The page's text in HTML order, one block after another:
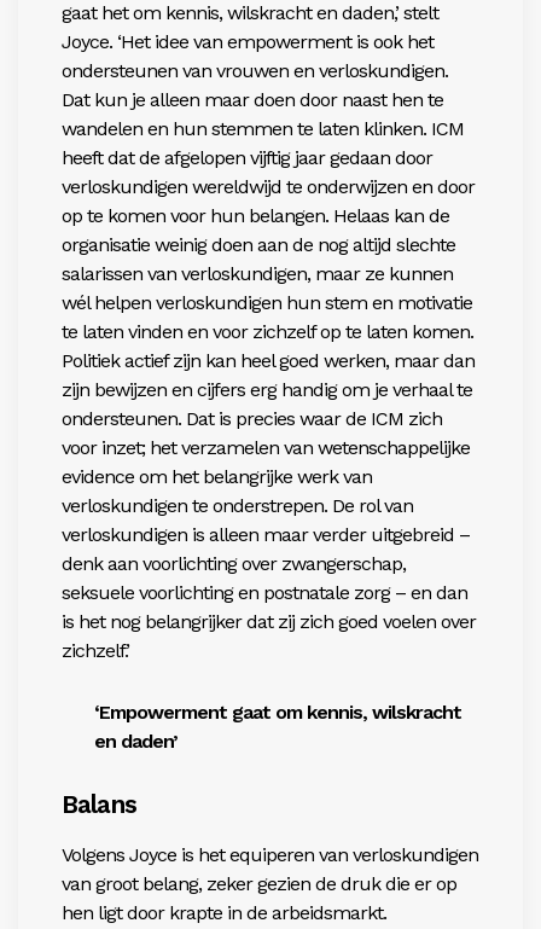
gaat het om kennis, wilskracht en daden,’ stelt
Joyce. ‘Het idee van empowerment is ook het
ondersteunen van vrouwen en verloskundigen.
Dat kun je alleen maar doen door naast hen te
wandelen en hun stemmen te laten klinken. ICM
heeft dat de afgelopen vijftig jaar gedaan door
verloskundigen wereldwijd te onderwijzen en door
op te komen voor hun belangen. Helaas kan de
organisatie weinig doen aan de nog altijd slechte
salarissen van verloskundigen, maar ze kunnen
wél helpen verloskundigen hun stem en motivatie
te laten vinden en voor zichzelf op te laten komen.
Politiek actief zijn kan heel goed werken, maar dan
zijn bewijzen en cijfers erg handig om je verhaal te
ondersteunen. Dat is precies waar de ICM zich
voor inzet; het verzamelen van wetenschappelijke
evidence om het belangrijke werk van
verloskundigen te onderstrepen. De rol van
verloskundigen is alleen maar verder uitgebreid –
denk aan voorlichting over zwangerschap,
seksuele voorlichting en postnatale zorg – en dan
is het nog belangrijker dat zij zich goed voelen over
zichzelf.’
‘Empowerment gaat om kennis, wilskracht
en daden’
Balans
Volgens Joyce is het equiperen van verloskundigen
van groot belang, zeker gezien de druk die er op
hen ligt door krapte in de arbeidsmarkt.